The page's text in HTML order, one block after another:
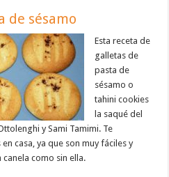
de sésamo
Esta receta de
galletas de
pasta de
sésamo o
tahini cookies
la saqué del
y Sami Tamimi. Te
casa, ya que son muy fáciles y
como sin ella.